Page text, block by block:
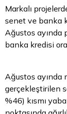
Markalı
senet ve banka
Ağustos ayında
banka kredisi
Ağustos ayında
gerçekleştirilen
%46) kısmı